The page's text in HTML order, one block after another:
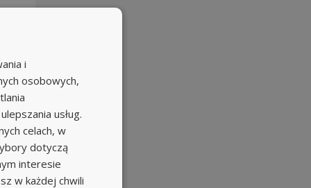
i
osobowych,
usług.
celach, w
dotyczą
interesie
w każdej chwili